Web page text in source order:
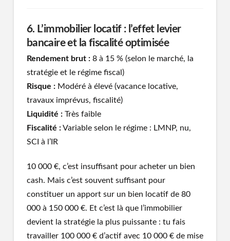
6. L’immobilier locatif : l’effet levier
bancaire et la fiscalité optimisée
Rendement brut :8 à 15 % (selon le marché, la
stratégie et le régime fiscal)
Risque :Modéré à élevé (vacance locative,
travaux imprévus, fiscalité)
Liquidité :Très faible
Fiscalité :Variable selon le régime : LMNP, nu,
SCI à l’IR
10 000 €, c’est insuffisant pour acheter un bien
cash. Mais c’est souvent suffisant pour
constituer un apport sur un bien locatif de 80
000 à 150 000 €. Et c’est là que l’immobilier
devient la stratégie la plus puissante : tu fais
travailler 100 000 € d’actif avec 10 000 € de mise